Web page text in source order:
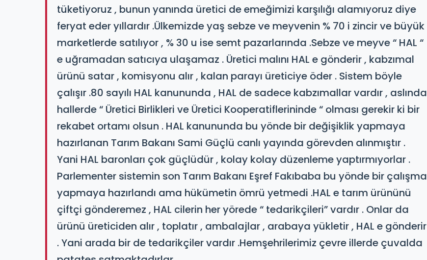
tüketiyoruz , bunun yanında üretici de emeğimizi karşılığı alamıyoruz diye
feryat eder yıllardır .​Ülkemizde yaş sebze ve meyvenin % 70 i zincir ve büyük
marketlerde satılıyor , % 30 u ise semt pazarlarında .​Sebze ve meyve “ HAL “
e uğramadan satıcıya ulaşamaz . Üretici malını HAL e gönderir , kabzımal
ürünü satar , komisyonu alır , kalan parayı üreticiye öder . Sistem böyle
çalışır .​80 sayılı HAL kanununda , HAL de sadece kabzımallar vardır , aslında
hallerde “ Üretici Birlikleri ve Üretici Kooperatiflerininde “ olması gerekir ki bir
rekabet ortamı olsun . HAL kanununda bu yönde bir değişiklik yapmaya
hazırlanan Tarım Bakanı Sami Güçlü canlı yayında görevden alınmıştır .
Yani HAL baronları çok güçlüdür , kolay kolay düzenleme yaptırmıyorlar .
Parlementer sistemin son Tarım Bakanı Eşref Fakıbaba bu yönde bir çalışma
yapmaya hazırlandı ama hükümetin ömrü yetmedi .​HAL e tarım ürününü
çiftçi gönderemez , HAL cilerin her yörede “ tedarikçileri” vardır . Onlar da
ürünü üreticiden alır , toplatır , ambalajlar , arabaya yükletir , HAL e gönderir
. Yani arada bir de tedarikçiler vardır .Hemşehrilerimiz çevre illerde çuvalda